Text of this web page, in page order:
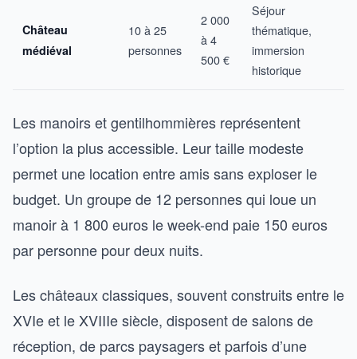
Château
médiéval
10 à 25
personnes
2 000
à 4
500 €
Séjour
thématique,
immersion
historique
Les manoirs et gentilhommières représentent
l’option la plus accessible. Leur taille modeste
permet une location entre amis sans exploser le
budget. Un groupe de 12 personnes qui loue un
manoir à 1 800 euros le week-end paie 150 euros
par personne pour deux nuits.
Les châteaux classiques, souvent construits entre le
XVIe et le XVIIIe siècle, disposent de salons de
réception, de parcs paysagers et parfois d’une